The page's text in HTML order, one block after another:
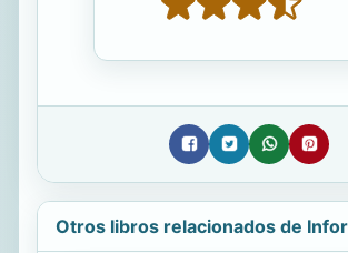
Otros libros relacionados de